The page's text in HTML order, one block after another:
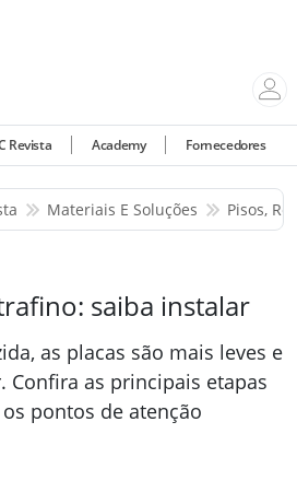
Revista Academy Fornecedores
Materiais E Soluções Pisos,
saiba instalar
as placas são mais leves e
Confira as principais etapas
pontos de atenção